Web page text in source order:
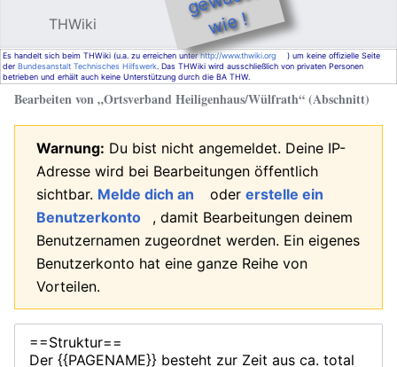
THWiki e !
Es handelt sich beim THWiki (u.a. zu erreichen unterhttp://www.thwiki.org
) um keine offizielle Seite
derBundesanstalt Technisches Hilfswerk. Das THWiki wird ausschließlich von privaten Personen
betrieben und erhält auch keine Unterstützung durch die BA THW.
Bearbeiten von „Ortsverband Heiligenhaus/Wülfrath“ (Abschnitt)
Warnung: Du bist nicht angemeldet. Deine IP-
Adresse wird bei Bearbeitungen öffentlich
sichtbar. Melde dich an oder erstelle ein
Benutzerkonto
, damit Bearbeitungen deinem
Benutzernamen zugeordnet werden. Ein eigenes
Benutzerkonto hat eine ganze Reihe von
Vorteilen.